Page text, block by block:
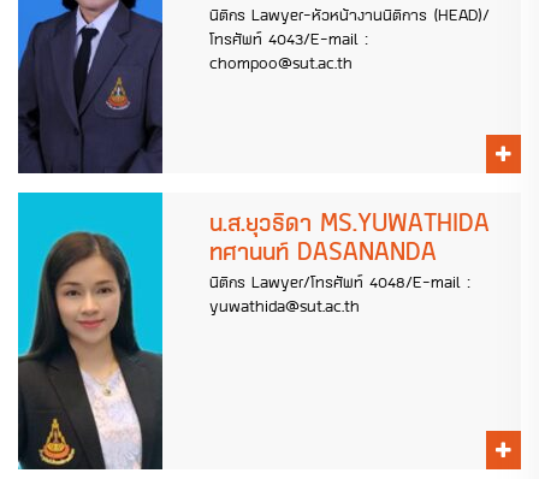
นิติกร Lawyer-หัวหน้างานนิติการ (HEAD)/
โทรศัพท์ 4043/E-mail :
chompoo@sut.ac.th
น.ส.ยุวธิดา MS.YUWATHIDA
ทศานนท์ DASANANDA
นิติกร Lawyer/โทรศัพท์ 4048/E-mail :
yuwathida@sut.ac.th